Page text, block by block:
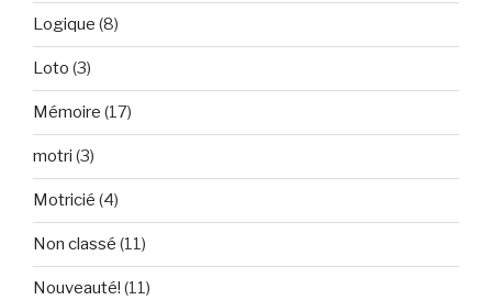
Logique (8)
Loto (3)
Mémoire (17)
motri (3)
Motricié (4)
Non classé (11)
Nouveauté! (11)